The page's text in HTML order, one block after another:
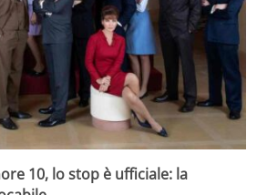
10, lo stop è ufficiale: la